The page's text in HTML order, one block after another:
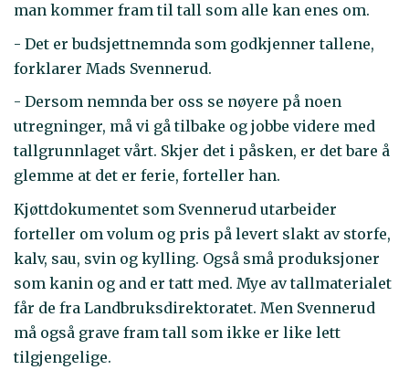
man kommer fram til tall som alle kan enes om.
- Det er budsjettnemnda som godkjenner tallene,
forklarer Mads Svennerud.
- Dersom nemnda ber oss se nøyere på noen
utregninger, må vi gå tilbake og jobbe videre med
tallgrunnlaget vårt. Skjer det i påsken, er det bare å
glemme at det er ferie, forteller han.
Kjøttdokumentet som Svennerud utarbeider
forteller om volum og pris på levert slakt av storfe,
kalv, sau, svin og kylling. Også små produksjoner
som kanin og and er tatt med. Mye av tallmaterialet
får de fra Landbruksdirektoratet. Men Svennerud
må også grave fram tall som ikke er like lett
tilgjengelige.